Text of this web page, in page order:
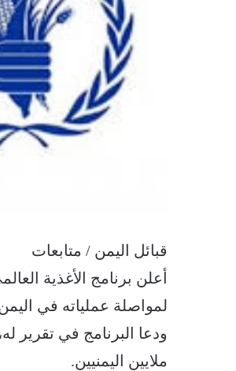
قبائل اليمن / متابعات
لمواصلة عملياته في اليمن دون
ودعا البرنامج في تقرير
ملايين اليمنيين.